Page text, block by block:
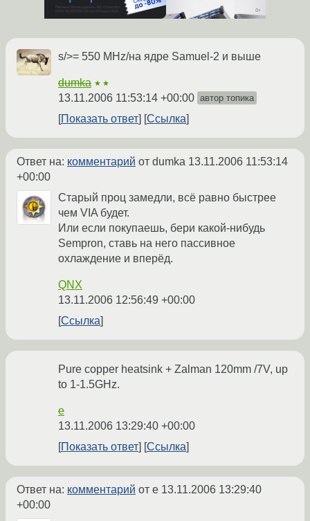
s/>= 550 MHz/на ядре Samuel-2 и выше
dumka ★★
13.11.2006 11:53:14 +00:00 автор топика
Показать ответ Ссылка
Ответ на: комментарий от dumka 13.11.2006 11:53:14
+00:00
Старый проц замедли, всё равно быстрее
чем VIA будет.
Или если покупаешь, бери какой-нибудь
Sempron, ставь на него пассивное
охлаждение и вперёд.
QNX
13.11.2006 12:56:49 +00:00
Ссылка
Pure copper heatsink + Zalman 120mm /7V, up
to 1-1.5GHz.
e
13.11.2006 13:29:40 +00:00
Показать ответ
Ссылка
Ответ на: комментарий от e 13.11.2006 13:29:40
+00:00